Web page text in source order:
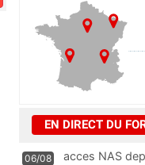
EN DIRECT DU
06/08 acces NAS